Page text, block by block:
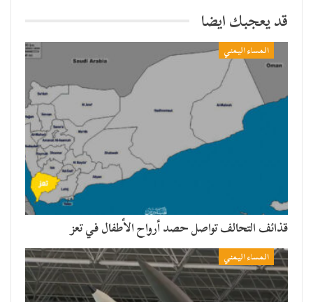
قد يعجبك ايضا
المساء اليمني
قذائف التحالف تواصل حصد أرواح الأطفال في تعز
المساء اليمني